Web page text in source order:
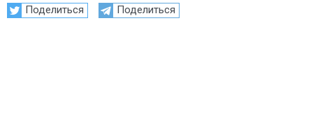
Поделиться
Поделиться